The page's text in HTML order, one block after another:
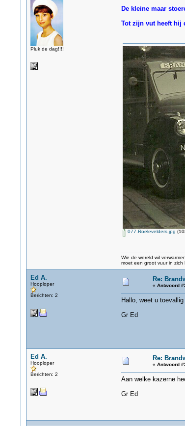
Pluk de dag!!!!
De kleine maar
Tot zijn vut heeft hij
077.Roelevelders.jpg
Wie de wereld wil verwarmen
moet een groot vuur in zich
Ed A.
Hooploper
Berichten: 2
Re:
« Antwoord
Hallo, weet u
Gr Ed
Ed A.
Hooploper
Berichten: 2
Re:
« Antwoord
Aan welke kazerne
Gr Ed